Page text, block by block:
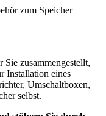
zum Speicher
zusammengestellt,
Installation eines
Umschaltboxen,
selbst.